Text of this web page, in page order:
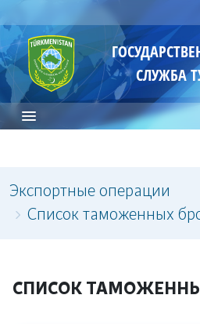
СЛУЖБА
Экспортные операции
Список таможенных
СПИСОК